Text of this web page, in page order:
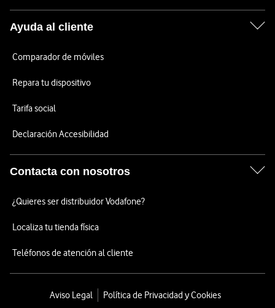
Ayuda al cliente
Comparador de móviles
Repara tu dispositivo
Tarifa social
Declaración Accesibilidad
Contacta con nosotros
¿Quieres ser distribuidor Vodafone?
Localiza tu tienda física
Teléfonos de atención al cliente
Aviso Legal
Política de Privacidad y Cookies